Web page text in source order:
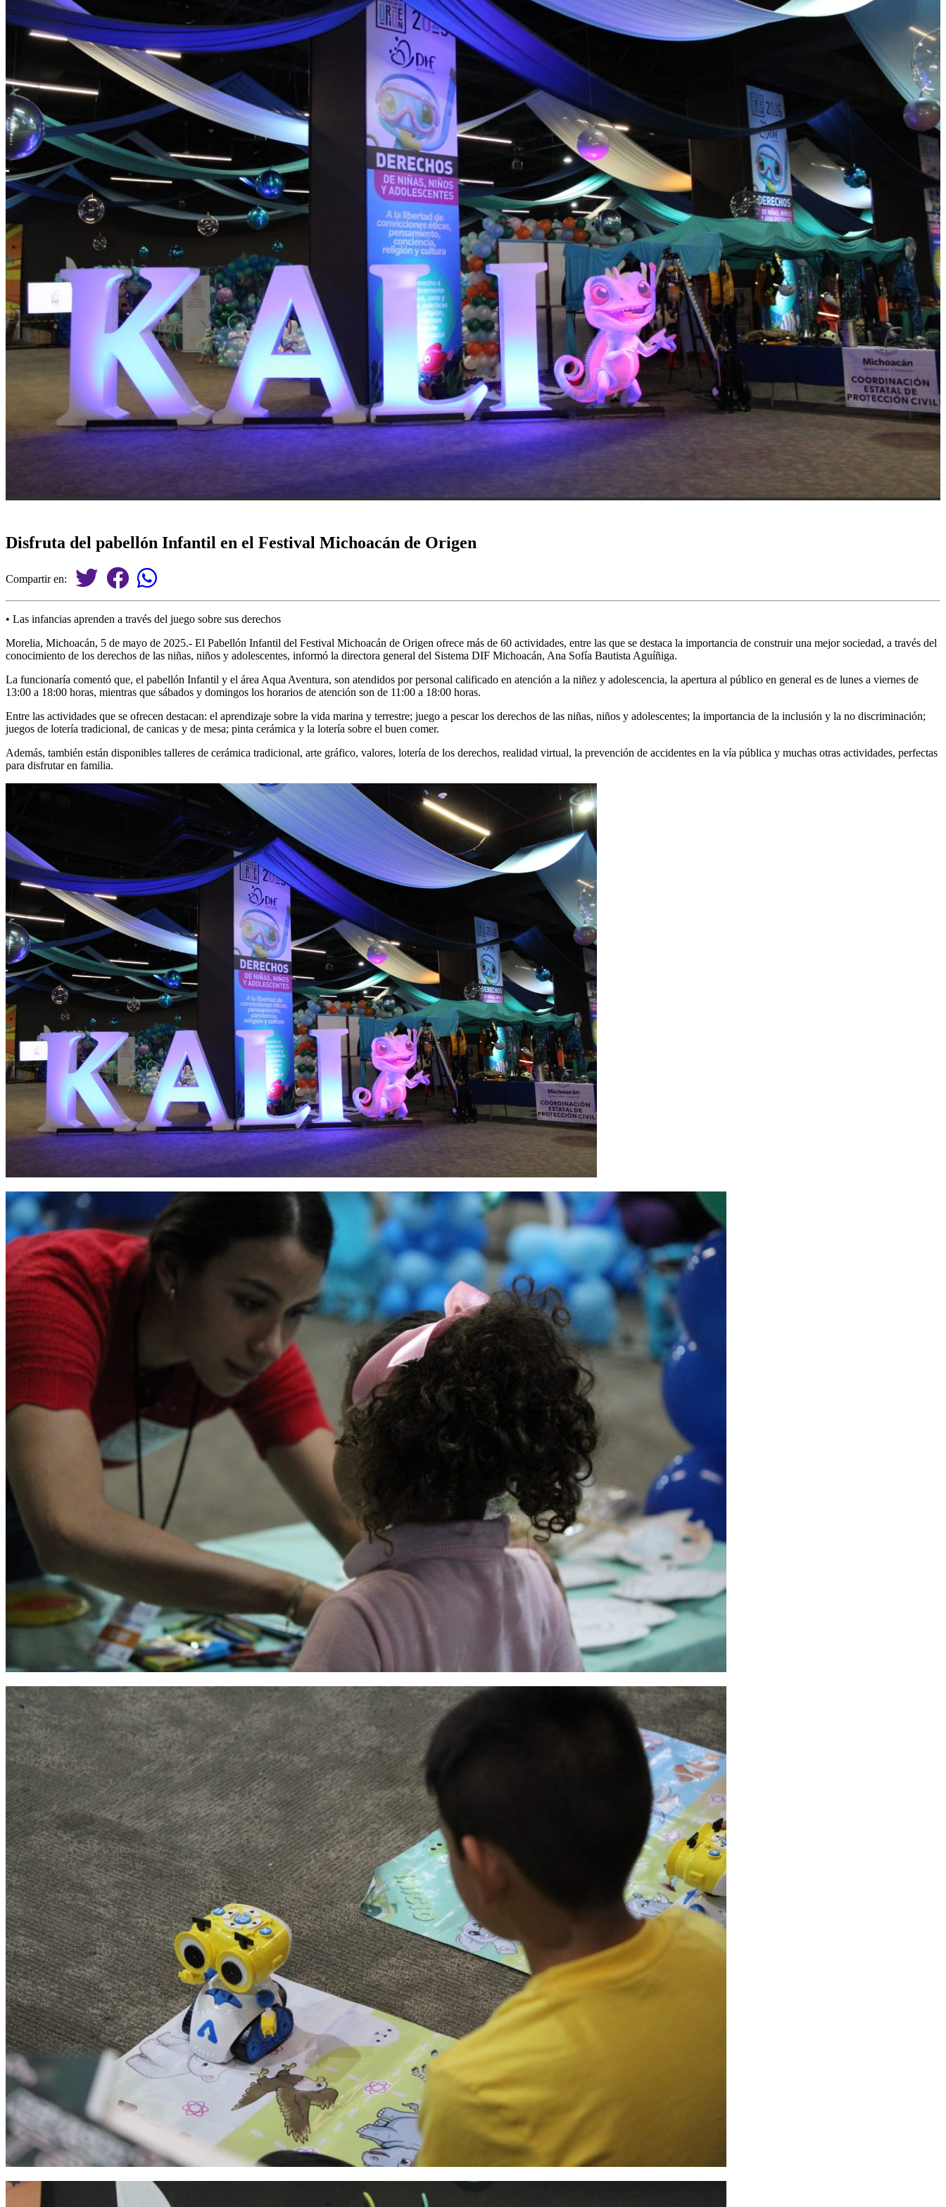
Disfruta del pabellón Infantil en el Festival Michoacán de Origen
Compartir en:
• Las infancias aprenden a través del juego sobre sus derechos
Morelia, Michoacán, 5 de mayo de 2025.- El Pabellón Infantil del Festival Michoacán de Origen ofrece más de 60 actividades, entre las que se destaca la importancia de construir una mejor sociedad, a través del
conocimiento de los derechos de las niñas, niños y adolescentes, informó la directora general del Sistema DIF Michoacán, Ana Sofía Bautista Aguíñiga.
La funcionaría comentó que, el pabellón Infantil y el área Aqua Aventura, son atendidos por personal calificado en atención a la niñez y adolescencia, la apertura al público en general es de lunes a viernes de
13:00 a 18:00 horas, mientras que sábados y domingos los horarios de atención son de 11:00 a 18:00 horas.
Entre las actividades que se ofrecen destacan: el aprendizaje sobre la vida marina y terrestre; juego a pescar los derechos de las niñas, niños y adolescentes; la importancia de la inclusión y la no discriminación;
juegos de lotería tradicional, de canicas y de mesa; pinta cerámica y la lotería sobre el buen comer.
Además, también están disponibles talleres de cerámica tradicional, arte gráfico, valores, lotería de los derechos, realidad virtual, la prevención de accidentes en la vía pública y muchas otras actividades, perfectas
para disfrutar en familia.